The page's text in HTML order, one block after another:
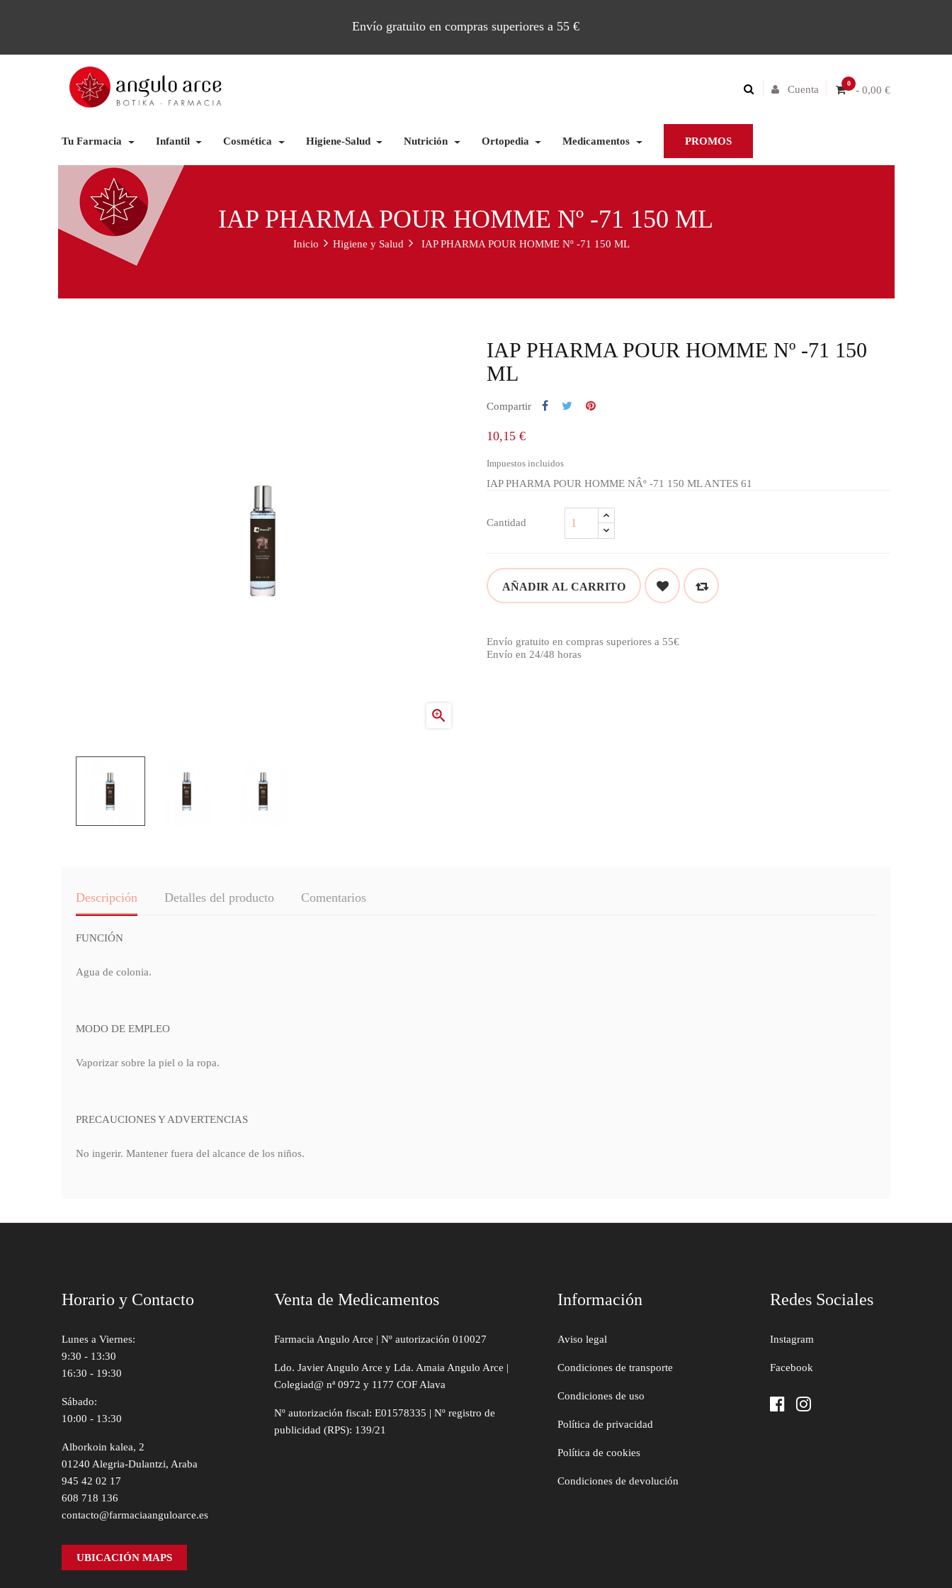
Envío gratuito en compras superiores a 55 €
0
- 0,00 €
Cuenta
Tu Farmacia Infantil Cosmética Higiene-Salud Nutrición Ortopedia Medicamentos PROMOS
IAP PHARMA POUR HOMME Nº -71 150 ML
Inicio Higiene y Salud IAP PHARMA POUR HOMME Nº -71 150 ML

IAP PHARMA POUR HOMME Nº -71 150
ML
Compartir
10,15 €
Impuestos incluidos
IAP PHARMA POUR HOMME NÂº -71 150 ML ANTES 61
Cantidad
AÑADIR AL CARRITO
Envío gratuito en compras superiores a 55€
Envío en 24/48 horas
Descripción Detalles del producto Comentarios
FUNCIÓN
Agua de colonia.
MODO DE EMPLEO
Vaporizar sobre la piel o la ropa.
PRECAUCIONES Y ADVERTENCIAS
No ingerir. Mantener fuera del alcance de los niños.
Horario y Contacto
Lunes a Viernes:
9:30 - 13:30
16:30 - 19:30
Sábado:
10:00 - 13:30
Alborkoin kalea, 2
01240 Alegria-Dulantzi, Araba
945 42 02 17
608 718 136
contacto@farmaciaanguloarce.es
UBICACIÓN MAPS
Venta de Medicamentos
Farmacia Angulo Arce | Nº autorización 010027
Ldo. Javier Angulo Arce y Lda. Amaia Angulo Arce |
Colegiad@ nª 0972 y 1177 COF Alava
Nº autorización fiscal: E01578335 | Nº registro de
publicidad (RPS): 139/21
Información
Aviso legal
Condiciones de transporte
Condiciones de uso
Política de privacidad
Política de cookies
Condiciones de devolución
Redes Sociales
Instagram
Facebook